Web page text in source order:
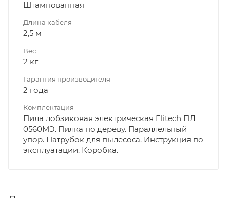
Штампованная
Длина кабеля
2,5 м
Вес
2 кг
Гарантия производителя
2 года
Комплектация
Пила лобзиковая электрическая Elitech ПЛ
0560МЭ. Пилка по дереву. Параллельный
упор. Патрубок для пылесоса. Инструкция по
эксплуатации. Коробка.